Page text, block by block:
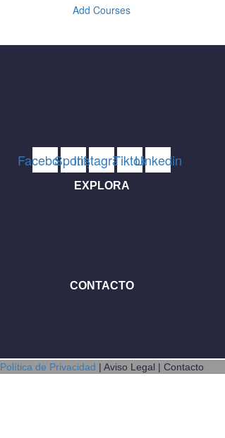
Add Courses
FacebookSpotifyInstagramTiktokLinkedin
EXPLORA
CONTACTO
Política de Privacidad | Aviso Legal | Contacto